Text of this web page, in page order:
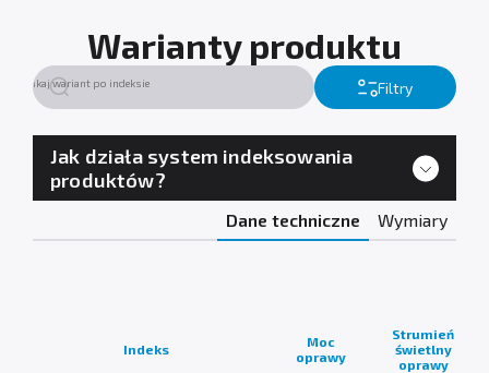
Warianty produktu
Filtry
Jak działa system indeksowania
produktów?
Dane techniczne Wymiary
Indeks
Moc
oprawy
Strumień
świetlny
oprawy